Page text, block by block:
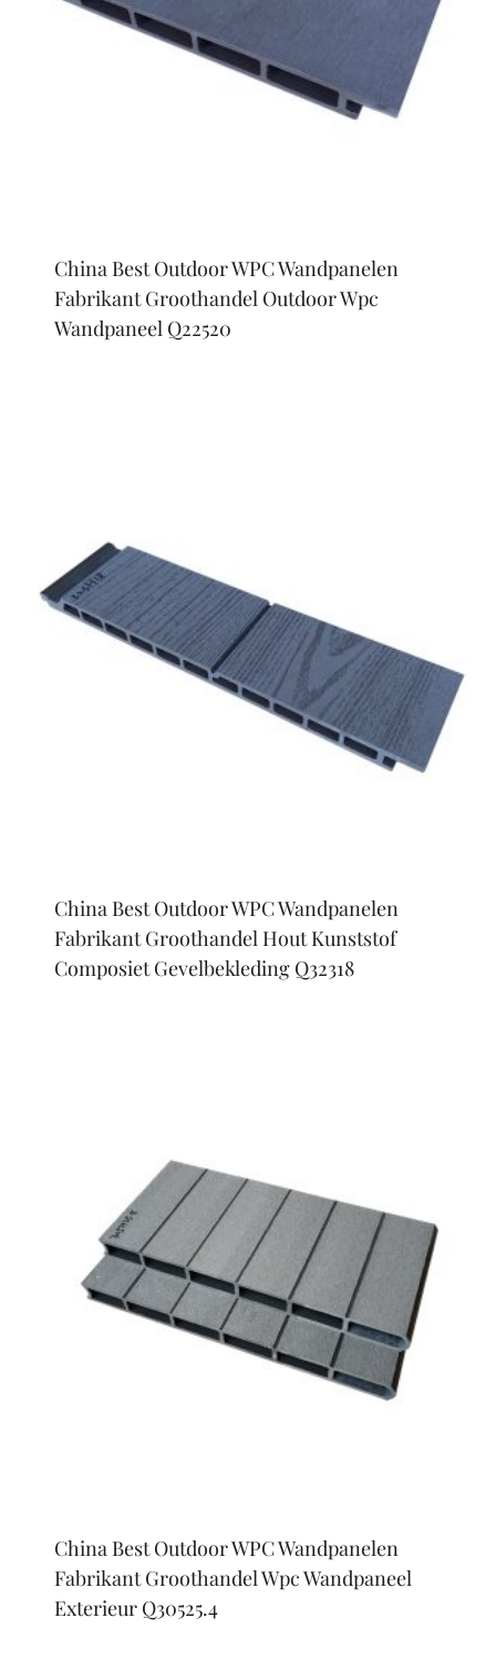
China Best Outdoor WPC Wandpanelen
Fabrikant Groothandel Outdoor Wpc
Wandpaneel Q22520
China Best Outdoor WPC Wandpanelen
Fabrikant Groothandel Hout Kunststof
Composiet Gevelbekleding Q32318
China Best Outdoor WPC Wandpanelen
Fabrikant Groothandel Wpc Wandpaneel
Exterieur Q30525.4